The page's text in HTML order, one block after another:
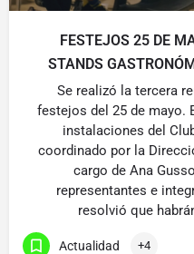
FESTEJOS 25 DE
STANDS
Se realizó la tercera
festejos del 25 de mayo.
instalaciones del
coordinado por la
cargo de Ana
representantes e
resolvió que
Actualidad +4